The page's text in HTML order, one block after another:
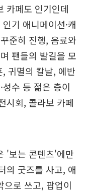
카페도 인기인데
기 애니메이션·캐
준히 진행, 음료와
팬들의 발길을 모
귀멸의 칼날, 에반
성수 등 젊은 층이
시회, 콜라보 카페
'보는 콘텐츠'에만
의 굿즈를 사고, 애
으로 쓰고, 팝업이